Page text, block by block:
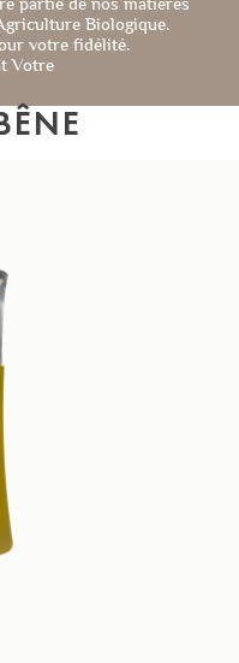
Biologique.
votre fidélité.
Votre